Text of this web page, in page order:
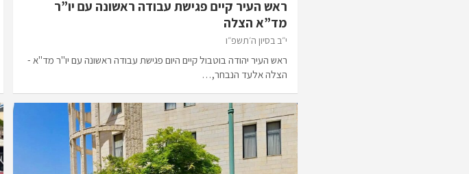
ראש העיר קיים פגישת עבודה ראשונה עם יו”ר
מד”א הצלה
י״ב בסיון ה׳תשפ״ו
ראש העיר יהודה בוטבול קיים היום פגישת עבודה ראשונה עם יו"ר מד"א -
הצלה אלעד הנבחר,…